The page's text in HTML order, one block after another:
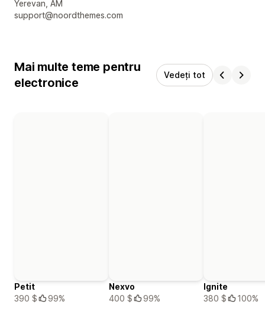
Detaliile de contact ale designerului
Yerevan, AM
support@noordthemes.com
Mai multe teme pentru
electronice
Vedeți tot
Petit
390 $
99%
Nexvo
400 $
99%
Ignite
380 $
100%